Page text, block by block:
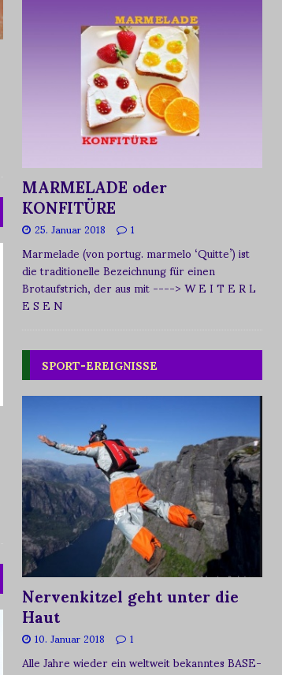
MARMELADE oder
KONFITÜRE
25. Januar 2018 1
Marmelade (von portug. marmelo ‘Quitte’) ist
die traditionelle Bezeichnung für einen
Brotaufstrich, der aus mit----> W E I T E R L
E S E N
SPORT-EREIGNISSE
Nervenkitzel geht unter die
Haut
10. Januar 2018 1
Alle Jahre wieder ein weltweit bekanntes BASE-